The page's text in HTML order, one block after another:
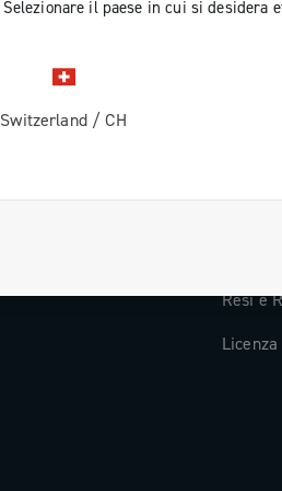
Selezionare il paese in cui si desidera
Switzerland / CH
Paesi
Resi e
Licenza